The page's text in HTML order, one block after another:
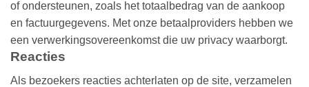
of ondersteunen, zoals het totaalbedrag van de aankoop
en factuurgegevens. Met onze betaalproviders hebben we
een verwerkingsovereenkomst die uw privacy waarborgt.
Reacties
Als bezoekers reacties achterlaten op de site, verzamelen